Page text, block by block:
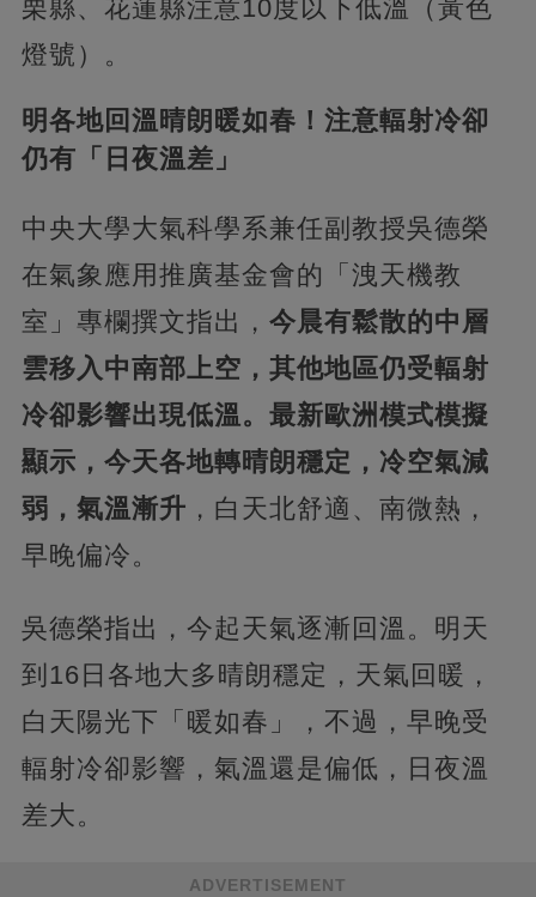
栗縣、花蓮縣注意10度以下低溫（黃色
燈號）。
明各地回溫晴朗暖如春！注意輻射冷卻
仍有「日夜溫差」
中央大學大氣科學系兼任副教授吳德榮
在氣象應用推廣基金會的「洩天機教
室」專欄撰文指出， 今晨有鬆散的中層
雲移入中南部上空，其他地區仍受輻射
冷卻影響出現低溫。最新歐洲模式模擬
顯示，今天各地轉晴朗穩定，冷空氣減
弱，氣溫漸升 ，白天北舒適、南微熱，
早晚偏冷。
吳德榮指出，今起天氣逐漸回溫。明天
到16日各地大多晴朗穩定，天氣回暖，
白天陽光下「暖如春」，不過，早晚受
輻射冷卻影響，氣溫還是偏低，日夜溫
差大。
ADVERTISEMENT